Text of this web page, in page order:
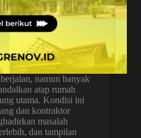
namun banyak
atap rumah
utama. Kondisi ini
dan kontraktor
masalah
dan tampilan